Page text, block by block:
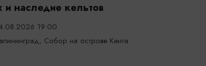
и наследие кельтов
19:00
Собор на острове Канта